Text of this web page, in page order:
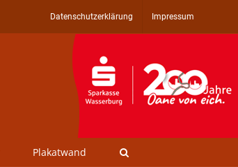
Datenschutzerklärung Impressum
Plakatwand